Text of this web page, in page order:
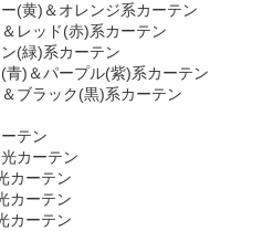
(黄)＆オレンジ系カーテン
レッド(赤)系カーテン
(緑)系カーテン
青)＆パープル(紫)系カーテン
ブラック(黒)系カーテン
テン
カーテン
カーテン
カーテン
カーテン